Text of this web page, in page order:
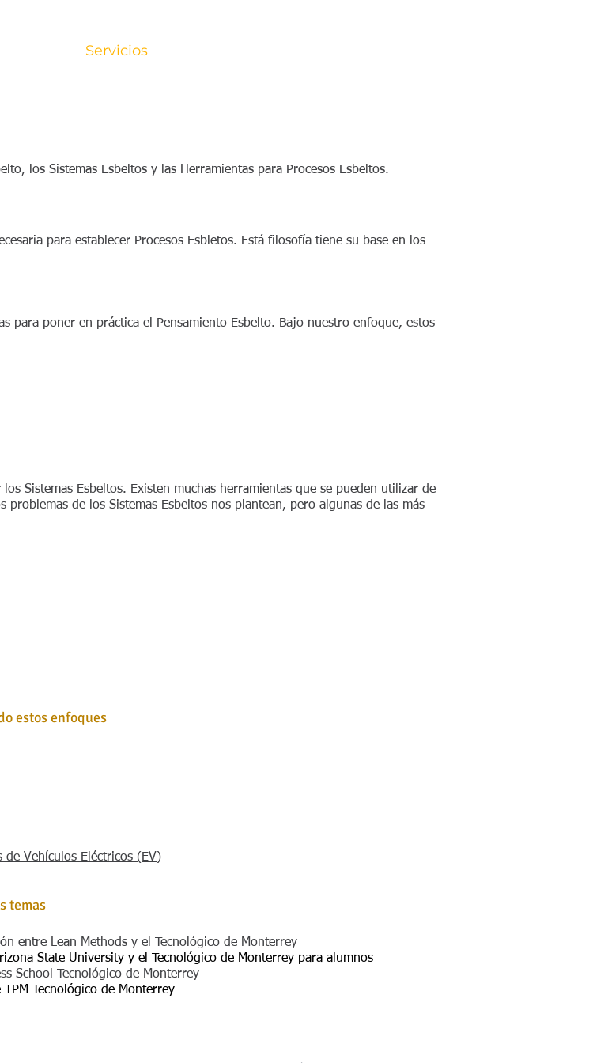
Servicios
los Sistemas Esbeltos y las Herramientas para Procesos Esbeltos.
para establecer Procesos Esbletos. Está filosofía tiene su base en los
para ​poner en práctica el Pensamiento Esbelto. Bajo nuestro enfoque, estos
Sistemas Esbeltos. Existen muchas herramientas que se pueden utilizar de
de los Sistemas Esbeltos nos plantean, pero algunas de las más
estos enfoques
de Vehículos Eléctricos (EV)
temas
entre Lean Methods y el Tecnológico de Monterrey
State University y el Tecnológico de Monterrey para alumnos
School Tecnológico de Monterrey
Tecnológico de Monterrey